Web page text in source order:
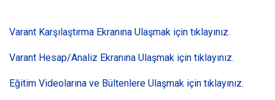
Varant Karşılaştırma Ekranına Ulaşmak için tıklayınız.
Varant Hesap/Analiz Ekranına Ulaşmak için tıklayınız.
Eğitim Videolarına ve Bültenlere Ulaşmak için tıklayınız.